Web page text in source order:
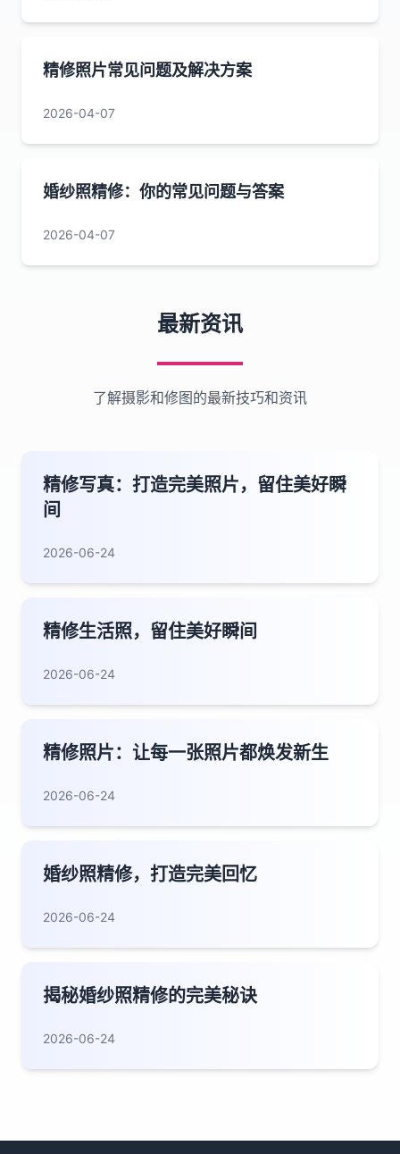
精修照片常见问题及解决方案
2026-04-07
婚纱照精修：你的常见问题与答案
2026-04-07
最新资讯
了解摄影和修图的最新技巧和资讯
精修写真：打造完美照片，留住美好瞬
间
2026-06-24
精修生活照，留住美好瞬间
2026-06-24
精修照片：让每一张照片都焕发新生
2026-06-24
婚纱照精修，打造完美回忆
2026-06-24
揭秘婚纱照精修的完美秘诀
2026-06-24